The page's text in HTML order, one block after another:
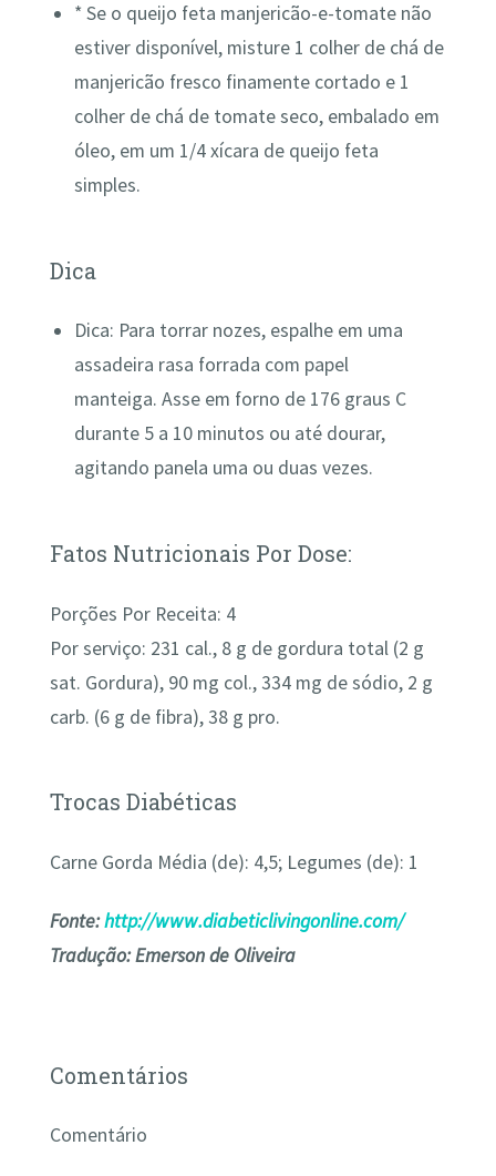
* Se o queijo feta manjericão-e-tomate não
estiver disponível, misture 1 colher de chá de
manjericão fresco finamente cortado e 1
colher de chá de tomate seco, embalado em
óleo, em um 1/4 xícara de queijo feta
simples.
Dica
Dica: Para torrar nozes, espalhe em uma
assadeira rasa forrada com papel
manteiga. Asse em forno de 176 graus C
durante 5 a 10 minutos ou até dourar,
agitando panela uma ou duas vezes.
Fatos Nutricionais Por Dose:
Porções Por Receita: 4
Por serviço: 231 cal., 8 g de gordura total (2 g
sat. Gordura), 90 mg col., 334 mg de sódio, 2 g
carb. (6 g de fibra), 38 g pro.
Trocas Diabéticas
Carne Gorda Média (de): 4,5; Legumes (de): 1
Fonte:http://www.diabeticlivingonline.com/
Tradução: Emerson de Oliveira
Comentários
Comentário